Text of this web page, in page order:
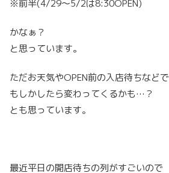
※前半(4/29〜5/2は8:30OPEN)
かなぁ？
と思っています。
ただお天気やOPEN前の入店待ちなどで
もしかしたら変わってくるかも…？
とも思っています。
最近平日の開店待ちの列がすごいので